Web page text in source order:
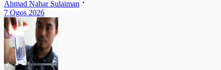
Ahmad Nahar Sulaiman
7 Ogos 2026